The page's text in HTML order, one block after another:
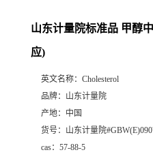
山东计量院标准品 甲醇
应)
英文名称： Cholesterol
品牌： 山东计量院
产地： 中国
货号： 山东计量院
cas： 57-88-5